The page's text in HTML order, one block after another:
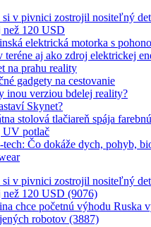
si v pivnici zostrojil nositeľný
než 120 USD
elektrická motorka s
teréne aj ako zdroj elektrickej
na prahu reality
gadgety na cestovanie
inou verziou bdelej reality?
Skynet?
stolová tlačiareň spája
UV potlač
tech: Čo dokáže dych, pohyb,
si v pivnici zostrojil nositeľný
než 120 USD (9076)
chce početnú výhodu Ruska
robotov (3887)